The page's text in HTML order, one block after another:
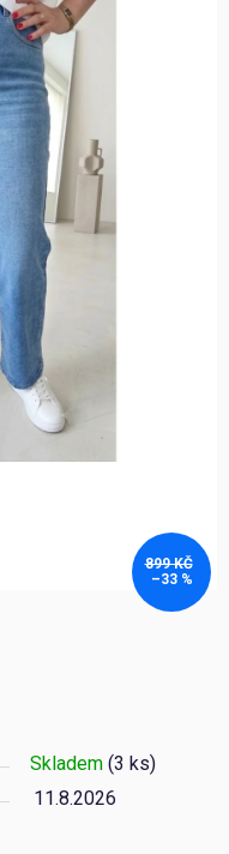
Skladem (3 ks)
11.8.2026
899 KČ
–33 %